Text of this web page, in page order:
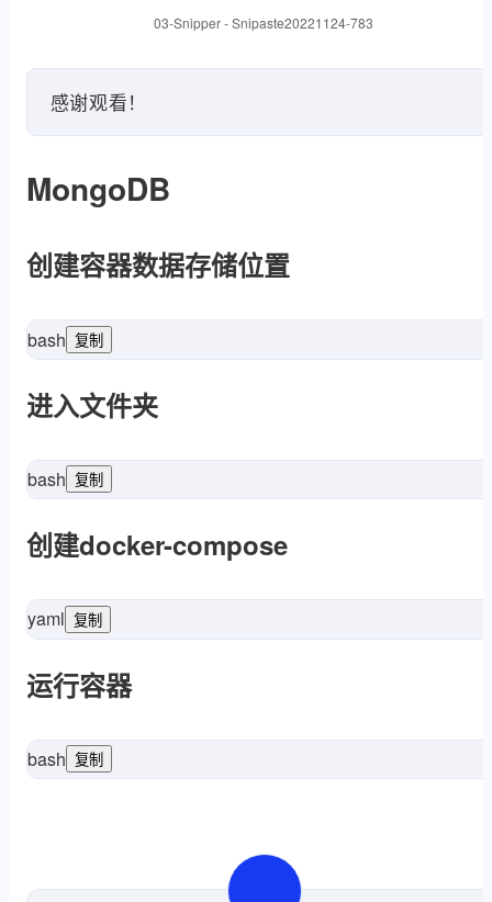
03-Snipper - Snipaste20221124-783
感谢观看！
MongoDB
创建容器数据存储位置
bash 复制
进入文件夹
bash 复制
创建docker-compose
yaml 复制
运行容器
bash 复制